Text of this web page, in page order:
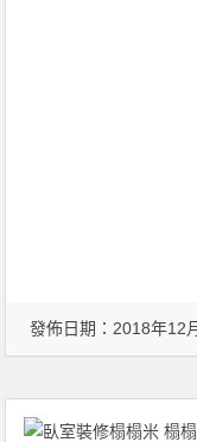
發佈日期：2018年12